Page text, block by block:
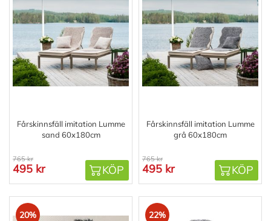
Fårskinnsfäll imitation Lumme
sand 60x180cm
765 kr
495 kr KÖP
Fårskinnsfäll imitation Lumme
grå 60x180cm
765 kr
495 kr KÖP
20% 22%